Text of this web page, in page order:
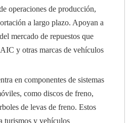
operaciones de producción,
a largo plazo. Apoyan a
mercado de repuestos que
y otras marcas de vehículos
en componentes de sistemas
como discos de freno,
de levas de freno. Estos
turismos y vehículos